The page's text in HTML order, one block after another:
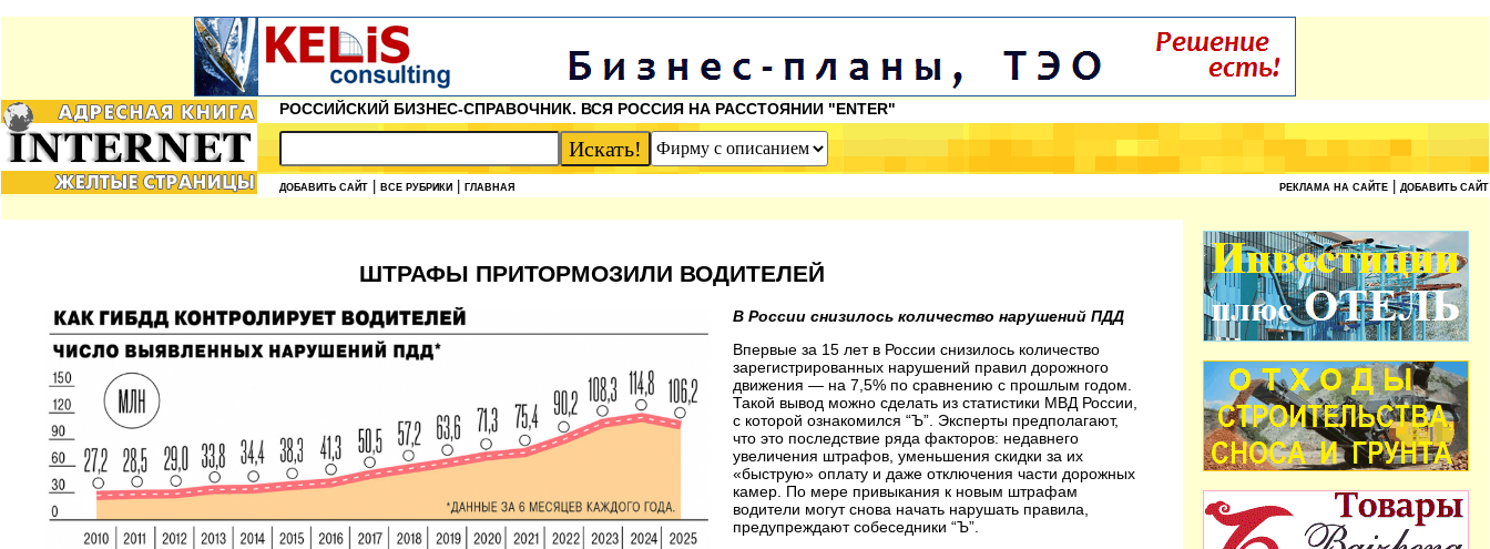
РОССИЙСКИЙ БИЗНЕС-СПРАВОЧНИК. ВСЯ РОССИЯ НА РАССТОЯНИИ "ENTER"
ДОБАВИТЬ САЙТ ВСЕ РУБРИКИ ГЛАВНАЯ РЕКЛАМА НА САЙТЕ ДОБАВИТЬ САЙТ
ШТРАФЫ ПРИТОРМОЗИЛИ ВОДИТЕЛЕЙ
В России снизилось количество нарушений ПДД
Впервые за 15 лет в России снизилось количество
зарегистрированных нарушений правил дорожного
движения — на 7,5% по сравнению с прошлым годом.
Такой вывод можно сделать из статистики МВД России,
с которой ознакомился “Ъ”. Эксперты предполагают,
что это последствие ряда факторов: недавнего
увеличения штрафов, уменьшения скидки за их
«быструю» оплату и даже отключения части дорожных
камер. По мере привыкания к новым штрафам
водители могут снова начать нарушать правила,
предупреждают собеседники “Ъ”.